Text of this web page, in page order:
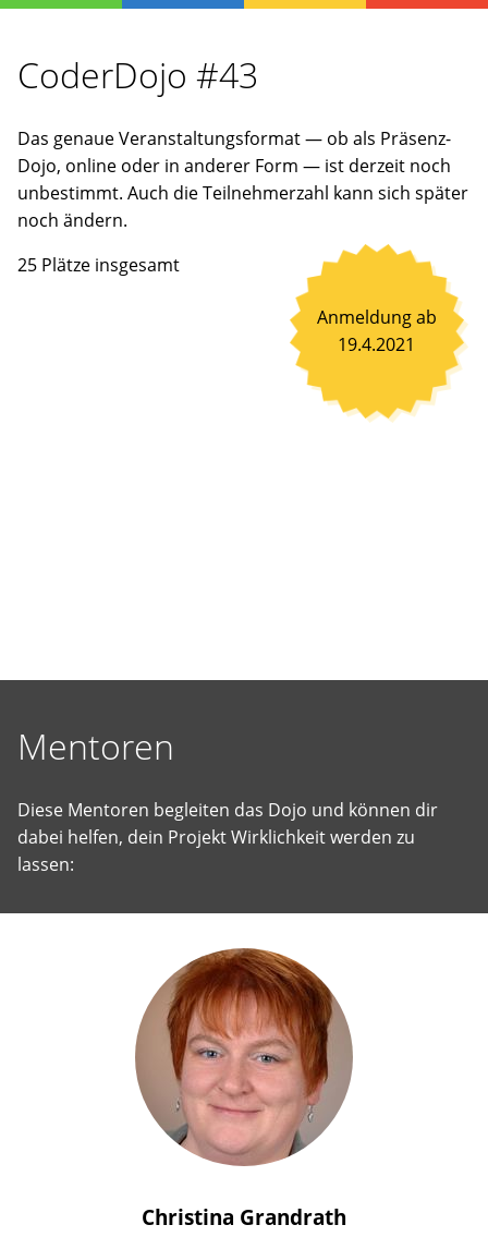
und
haben
wollen.
Mentoren
stehen
bereit,
gemeinsam
arbeiten
CoderDojo #43
Das genaue Veranstaltungsformat — ob als Präsenz-
Dojo, online oder in anderer Form — ist derzeit noch
unbestimmt. Auch die Teilnehmerzahl kann sich später
noch ändern.
25 Plätze insgesamt
Anmeldung ab
19.4.2021
Mentoren
Diese Mentoren begleiten das Dojo und können dir
dabei helfen, dein Projekt Wirklichkeit werden zu
lassen:
Christina Grandrath